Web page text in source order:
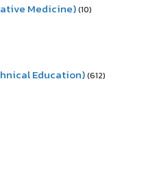
Medicine)(10)
Education)(612)